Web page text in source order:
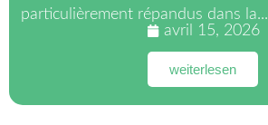
particulièrement répandus dans la...
avril 15, 2026
weiterlesen